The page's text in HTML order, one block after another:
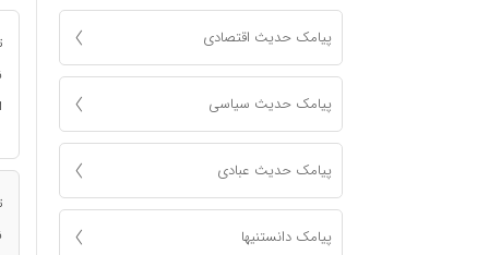
پیامک حدیث اقتصادی
پیامک حدیث سیاسی
پیامک حدیث عبادی
پیامک دانستنیها